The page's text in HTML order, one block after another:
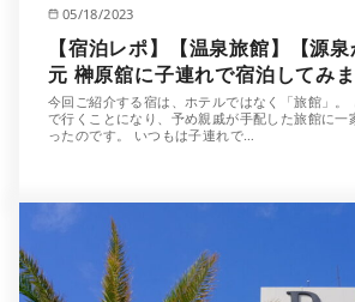
05/18/2023
【宿泊レポ】【温泉旅館】【源
元 榊原舘に子連れで宿泊してみま
今回ご紹介する宿は、ホテルではなく「旅館」。
で行くことになり、予め親戚が手配した旅館に一
ったのです。 いつもは子連れで…